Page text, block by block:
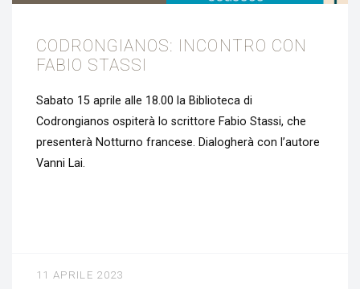
CODRONGIANOS: INCONTRO CON
FABIO STASSI
Sabato 15 aprile alle 18.00 la Biblioteca di
Codrongianos ospiterà lo scrittore Fabio Stassi, che
presenterà Notturno francese. Dialogherà con l’autore
Vanni Lai.
11 APRILE 2023